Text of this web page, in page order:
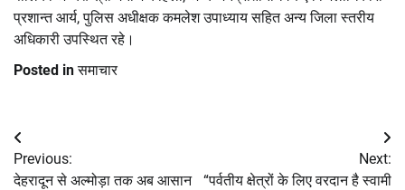
प्रशान्त आर्य, पुलिस अधीक्षक कमलेश उपाध्याय सहित अन्य जिला स्तरीय
अधिकारी उपस्थित रहे।
Posted inसमाचार
Post
navigation
Previous:
देहरादून से अल्मोड़ा तक अब आसान
Next:
“पर्वतीय क्षेत्रों के लिए वरदान है स्वामी